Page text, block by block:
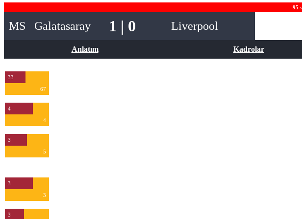
95
MS Galatasaray 1 | 0 Liverpool
Anlatım Kadrolar
33
67
4
4
3
5
3
3
3